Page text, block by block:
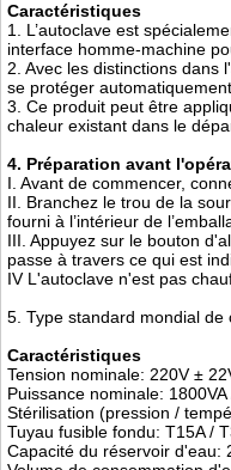
Caractéristiques
1. L’autoclave est
interface homme-machine
2. Avec les distinctions dans
se protéger
3. Ce produit peut être
chaleur existant dans le
4. Préparation avant
I. Avant de commencer,
II. Branchez le trou de la
fourni à l’intérieur de
III. Appuyez sur le bouton
passe à travers ce qui est
IV L'autoclave n'est pas
5. Type standard mondial de
Caractéristiques
Tension nominale: 220V ±
Puissance nominale: 1800VA
Stérilisation (pression /
Tuyau fusible fondu: T15A /
Capacité du réservoir d'eau: